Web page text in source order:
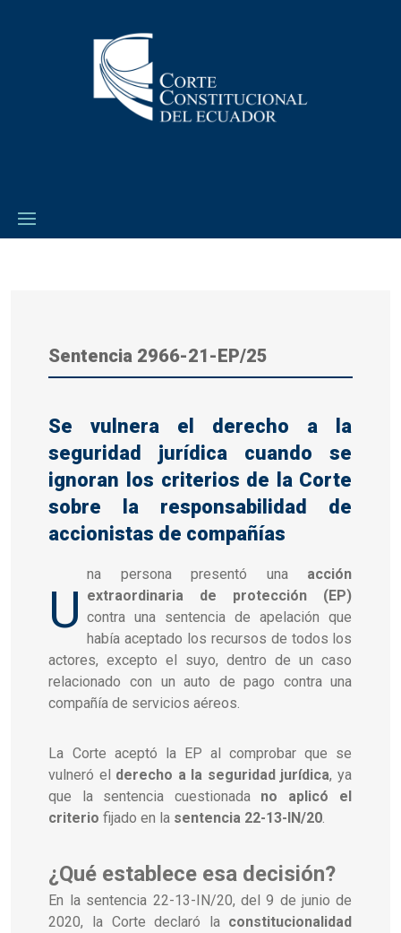
Sentencia 2966-21-EP/25
Se vulnera el derecho a la
seguridad jurídica cuando se
ignoran los criterios de la Corte
sobre la responsabilidad de
accionistas de compañías
U
na persona presentó una acción
extraordinaria de protección (EP)
contra una sentencia de apelación que
había aceptado los recursos de todos los
actores, excepto el suyo, dentro de un caso
relacionado con un auto de pago contra una
compañía de servicios aéreos.
La Corte aceptó la EP al comprobar que se
vulneró el derecho a la seguridad jurídica, ya
que la sentencia cuestionada no aplicó el
criterio fijado en la sentencia 22-13-IN/20.
¿Qué establece esa decisión?
En la sentencia 22-13-IN/20, del 9 de junio de
2020, la Corte declaró la constitucionalidad